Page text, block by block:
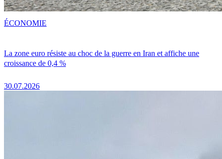
La zone euro résiste au choc de la guerre en Iran et affiche une
croissance de 0,4 %
30.07.2026
ÉCONOMIE